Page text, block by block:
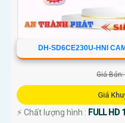
DH-SD6CE230U-HNI
Giá
Giá
️⚡ Chất lượng hình : FULL HD